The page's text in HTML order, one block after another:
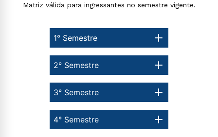
Matriz válida para ingressantes no semestre vigente.
1° Semestre
4° Semestre
3° Semestre
2° Semestre